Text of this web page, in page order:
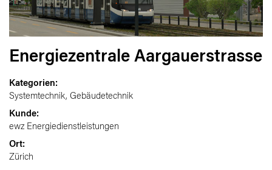
Energiezentrale Aargauerstrasse
Kategorien:
Systemtechnik, Gebäudetechnik
Kunde:
ewz Energiedienstleistungen
Ort:
Zürich